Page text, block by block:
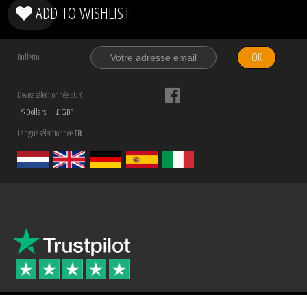
ADD TO WISHLIST
Bulletin OK
Devise sélectionnée EUR
$ Dollars
£ GBP
Langue sélectionnéeFR